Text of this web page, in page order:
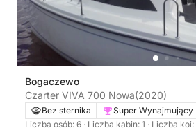
Bogaczewo
Czarter VIVA 700 Nowa(2020)
Bez sternika Super Wynajmujący
Liczba osób: 6 · Liczba kabin: 1 · Liczba koi: